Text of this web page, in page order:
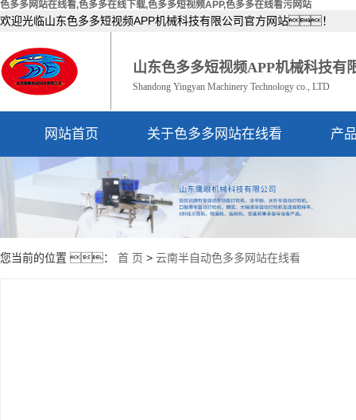
色多多网站在线看,色多多在线下载,色多多短视频APP,色多多在线看污网站
欢迎光临山东色多多短视频APP机械科技有限公司官方网站！
山东色多多短视频APP机械科技有
Shandong Yingyan Machinery Technology co., LTD
网站首页 关于色多多网站在线看
公司简介
资质荣誉
产
您当前的位置 ： 首 页 > 云南半自动色多多网站在线看